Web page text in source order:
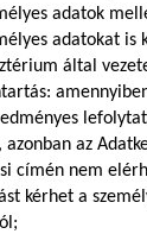
adatok
adatokat is
által
az
címén nem
kérhet a